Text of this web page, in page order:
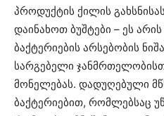
პროდუქტის ქილის
დაინახოთ ბუშტები – ეს
ბაქტერიების არსებობის
სარგებელი
მონელებას. დადუღებული
ბაქტერიებით, რომლებსაც